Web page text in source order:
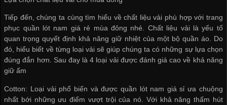
Tiếp đến, chúng ta cùng tìm hiểu về chất liệu vải phù hợp với trang
phục quần lót nam giá rẻ mùa đông nhé. Chất liệu vải là yếu tố
quan trọng quyết định khả năng giữ nhiệt của một bộ quần áo. Do
đó, hiểu biết về từng loại vải sẽ giúp chúng ta có những sự lựa chọn
đúng đắn hơn. Sau đay là 4 loại vải được đánh giá cao về khả năng
giữ ấm
Cotton: Loại vải phổ biến và được quần lót nam giá sỉ ưa chuộng
nhất bới những ưu điểm vượt trội của nó. Với khả năng thấm hút